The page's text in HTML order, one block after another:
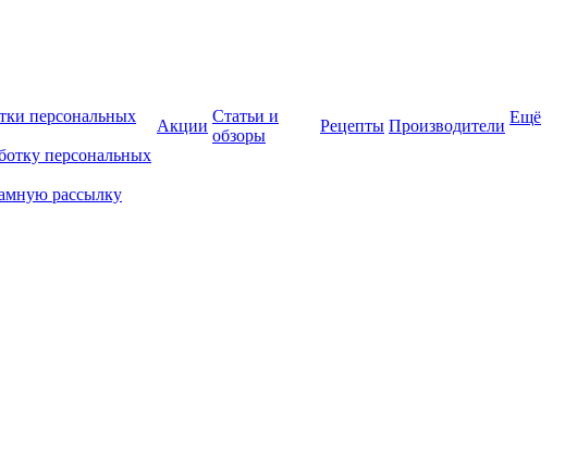
персональных
персональных
рассылку
Акции
Статьи и
обзоры
Рецепты Производители Ещё